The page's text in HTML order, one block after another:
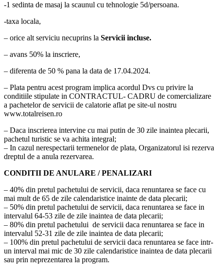
-1 sedinta de masaj la scaunul cu tehnologie 5d/persoana.
-taxa locala,
– orice alt serviciu necuprins la Servicii incluse.
– avans 50% la inscriere,
– diferenta de 50 % pana la data de 17.04.2024.
– Plata pentru acest program implica acordul Dvs cu privire la
conditiile stipulate in CONTRACTUL- CADRU de comercializare
a pachetelor de servicii de calatorie aflat pe site-ul nostru
www.totalreisen.ro
– Daca inscrierea intervine cu mai putin de 30 zile inaintea plecarii,
pachetul turistic se va achita integral;
– In cazul nerespectarii termenelor de plata, Organizatorul isi rezerva
dreptul de a anula rezervarea.
CONDITII DE ANULARE / PENALIZARI
– 40% din pretul pachetului de servicii, daca renuntarea se face cu
mai mult de 65 de zile calendaristice inainte de data plecarii;
– 50% din pretul pachetului de servicii, daca renuntarea se face in
intervalul 64-53 zile de zile inaintea de data plecarii;
– 80% din pretul pachetului de servicii daca renuntarea se face in
intervalul 52-31 zile de zile inaintea de data plecarii;
– 100% din pretul pachetului de servicii daca renuntarea se face intr-
un interval mai mic de 30 zile calendaristice inaintea de data plecarii
sau prin neprezentarea la program.